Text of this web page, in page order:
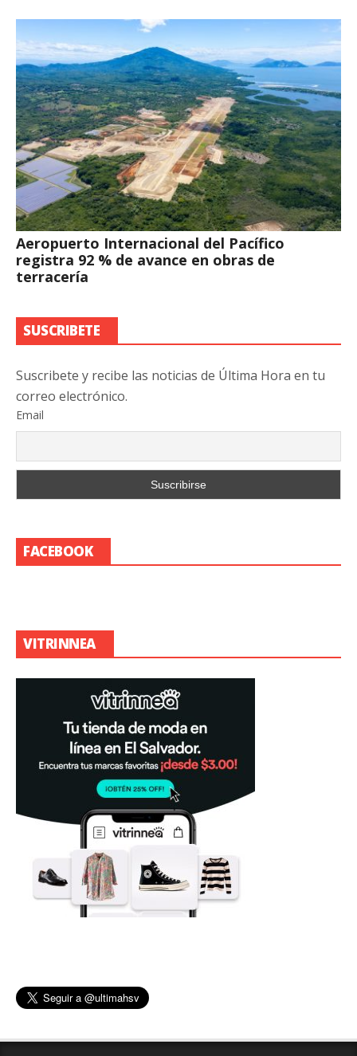
Aeropuerto Internacional del Pacífico
registra 92 % de avance en obras de
terracería
SUSCRIBETE
Suscribete y recibe las noticias de Última Hora en tu
correo electrónico.
Email
FACEBOOK
VITRINNEA